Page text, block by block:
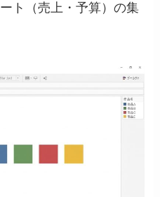
ト（売上・予算）の集